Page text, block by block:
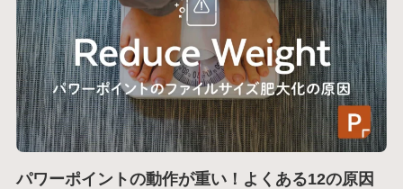
パワーポイントの動作が重い！よくある12の原因